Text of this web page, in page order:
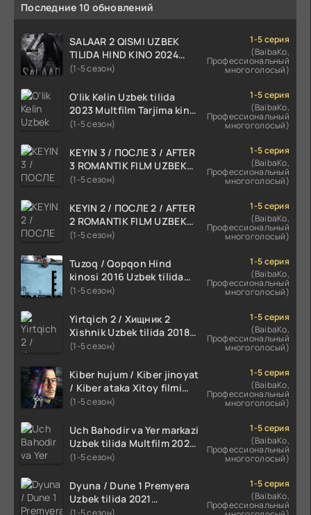
Последние 10 обновлений
SALAAR 2 QISMI UZBEK
TILIDA HIND KINO 2024
TARJIMA 720p HD Skachat
(1-5 сезон)
1-5 серия
(BaibaKo,
Профессиональный
многоголосый)
O'lik Kelin Uzbek tilida
2023 Multfilm Tarjima kino
skachat
(1-5 сезон)
1-5 серия
(BaibaKo,
Профессиональный
многоголосый)
KEYIN 3 / ПОСЛЕ 3 / AFTER
3 ROMANTIK FILM UZBEK
TILIDA 2021 TARJIMA FILM
(1-5 сезон)
1-5 серия
(BaibaKo,
Профессиональный
многоголосый)
KEYIN 2 / ПОСЛЕ 2 / AFTER
2 ROMANTIK FILM UZBEK
TILIDA 2020 TARJIMA FILM
(1-5 сезон)
1-5 серия
(BaibaKo,
Профессиональный
многоголосый)
Tuzoq / Qopqon Hind
kinosi 2016 Uzbek tilida
tarjima film HD
(1-5 сезон)
1-5 серия
(BaibaKo,
Профессиональный
многоголосый)
Yirtqich 2 / Хищник 2
Xishnik Uzbek tilida 2018-
2024 O'zbekcha tarjima
(1-5 сезон)
1-5 серия
(BaibaKo,
Профессиональный
многоголосый)
Kiber hujum / Kiber jinoyat
/ Kiber ataka Xitoy filmi
Uzbek tilida O'zbekcha
HD skachat
(1-5 сезон)
1-5 серия
(BaibaKo,
Профессиональный
многоголосый)
Uch Bahodir va Yer markazi
Uzbek tilida Multfilm 2025
tarjima HD skachat
(1-5 сезон)
1-5 серия
(BaibaKo,
Профессиональный
многоголосый)
Dyuna / Dune 1 Premyera
Uzbek tilida 2021
O'zbekcha tarjima kino HD
(1-5 сезон)
1-5 серия
(BaibaKo,
Профессиональный